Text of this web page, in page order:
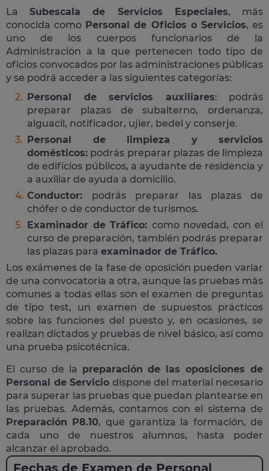
LaSubescala de Servicios Especiales, más
conocida como Personal de Oficios o Servicios, es
uno de los cuerpos funcionarios de la
Administración a la que pertenecen todo tipo de
oficios convocados por las administraciones públicas
y se podrá acceder a las siguientes categorías:
Personal de servicios auxiliares: podrás
preparar plazas de subalterno, ordenanza,
alguacil, notificador, ujier, bedel y conserje.
Personal de limpieza y servicios
domésticos: podrás preparar plazas de limpieza
de edificios públicos, a ayudante de residencia y
a auxiliar de ayuda a domicilio.
Conductor: podrás preparar las plazas de
chófer o de conductor de turismos.
Examinador de Tráfico: como novedad, con el
curso de preparación, también podrás preparar
las plazas para examinador de Tráfico.
Los exámenes de la fase de oposición pueden variar
de una convocatoria a otra, aunque las pruebas más
comunes a todas ellas son el examen de preguntas
de tipo test, un examen de supuestos prácticos
sobre las funciones del puesto y, en ocasiones, se
realizan dictados y pruebas de nivel básico, así como
una prueba psicotécnica.
El curso de la preparación de las oposiciones de
Personal de Servicio dispone del material necesario
para superar las pruebas que puedan plantearse en
las pruebas. Además, contamos con el sistema de
Preparación P8.10, que garantiza la formación, de
cada uno de nuestros alumnos, hasta poder
alcanzar el aprobado.
Fechas de Examen de Personal